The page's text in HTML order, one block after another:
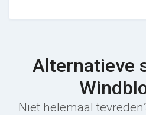
Alternatieve
Niet helemaal